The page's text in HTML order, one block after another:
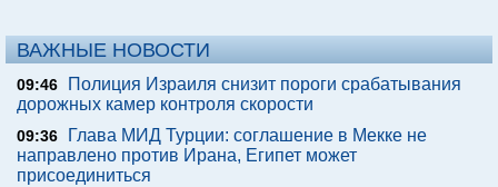
ВАЖНЫЕ НОВОСТИ
09:46
Полиция Израиля снизит пороги срабатывания
дорожных камер контроля скорости
09:36
Глава МИД Турции: соглашение в Мекке не
направлено против Ирана, Египет может
присоединиться